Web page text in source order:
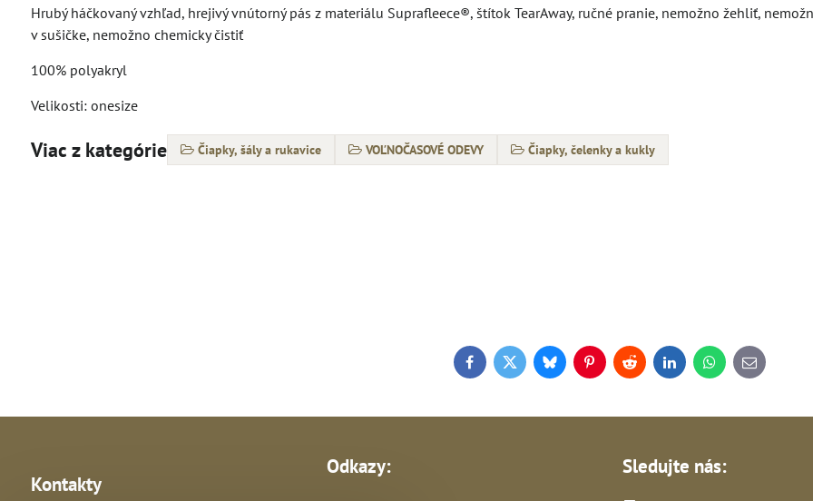
Hrubý háčkovaný vzhľad, hrejivý vnútorný pás z materiálu Suprafleece®, štítok TearAway, ručné pranie, nemožno žehliť,
v sušičke, nemožno chemicky čistiť
100% polyakryl
Velikosti: onesize
Viac z kategórie Čiapky, šály a rukavice VOĽNOČASOVÉ ODEVY Čiapky, čelenky a kukly
FacebookTwitterBlueskyPinterestRedditLinkedInWhatsApp
E-
mail
Kontakty
Odkazy: Sledujte nás: